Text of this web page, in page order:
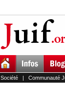
Société| Communauté